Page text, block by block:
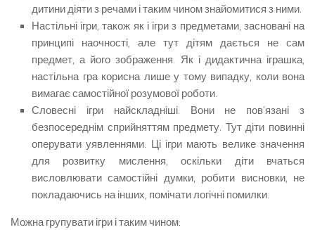
дитини діяти з речами і таким чином знайомитися з ними.
Настільні ігри, також як і ігри з предметами, за­сновані на
принципі наочності, але тут дітям дається не сам
предмет, а його зображення. Як і дидактична іграшка,
настільна гра корисна лише у тому випадку, коли вона
вимагає самостійної розумової роботи.
Словесні ігри найскладніші. Вони не пов’язані з
безпосереднім сприйняттям предмету. Тут діти по­винні
оперувати уявленнями. Ці ігри мають вели­ке значення
для розвитку мислення, оскільки діти вчаться
висловлювати самостійні думки, робити вис­новки, не
покладаючись на інших, помічати логічні помилки.
Можна групувати ігри і таким чином: